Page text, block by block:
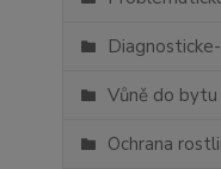
Vůně do bytu
Ochrana